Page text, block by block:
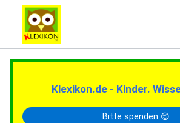
Klexikon.de - Kinder.
Bitte spenden 😊